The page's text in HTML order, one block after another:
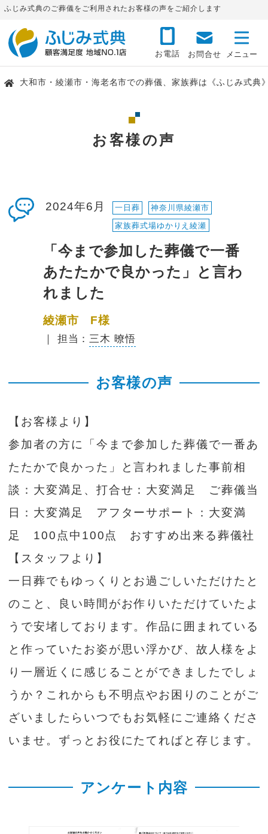
ふじみ式典のご葬儀をご利用されたお客様の声をご紹介します
お電話 お問合せ
大和市・綾瀬市・海老名市での葬儀、家族葬は《ふじみ式典
お客様の声
2024年6月 一日葬
神奈川県綾瀬市
家族葬式場ゆかりえ綾瀬
「今まで参加した葬儀で一番
あたたかで良かった」と言わ
れました
綾瀬市 F様
｜ 担当：三木 暸悟
お客様の声
【お客様より】
参加者の方に「今まで参加した葬儀で一番あ
たたかで良かった」と言われました事前相
談：大変満足、打合せ：大変満足 ご葬儀当
日：大変満足 アフターサポート：大変満
足 100点中100点 おすすめ出来る葬儀社
【スタッフより】
一日葬でもゆっくりとお過ごしいただけたと
のこと、良い時間がお作りいただけていたよ
うで安堵しております。作品に囲まれている
と作っていたお姿が思い浮かび、故人様をよ
り一層近くに感じることができましたでしょ
うか？これからも不明点やお困りのことがご
ざいましたらいつでもお気軽にご連絡くださ
いませ。ずっとお役にたてればと存じます。
アンケート内容